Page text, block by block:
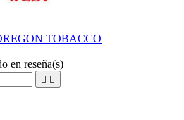
TOBACCO
en reseña(s)
 